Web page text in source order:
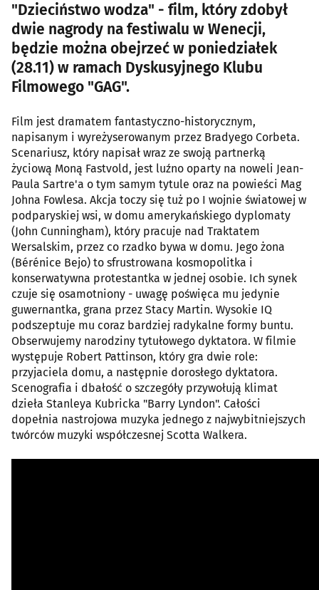
"Dzieciństwo wodza" - film, który zdobył
dwie nagrody na festiwalu w Wenecji,
będzie można obejrzeć w poniedziałek
(28.11) w ramach Dyskusyjnego Klubu
Filmowego "GAG".
Film jest dramatem fantastyczno-historycznym,
napisanym i wyreżyserowanym przez Bradyego Corbeta.
Scenariusz, który napisał wraz ze swoją partnerką
życiową Moną Fastvold, jest luźno oparty na noweli Jean-
Paula Sartre'a o tym samym tytule oraz na powieści Mag
Johna Fowlesa. Akcja toczy się tuż po I wojnie światowej w
podparyskiej wsi, w domu amerykańskiego dyplomaty
(John Cunningham), który pracuje nad Traktatem
Wersalskim, przez co rzadko bywa w domu. Jego żona
(Bérénice Bejo) to sfrustrowana kosmopolitka i
konserwatywna protestantka w jednej osobie. Ich synek
czuje się osamotniony - uwagę poświęca mu jedynie
guwernantka, grana przez Stacy Martin. Wysokie IQ
podszeptuje mu coraz bardziej radykalne formy buntu.
Obserwujemy narodziny tytułowego dyktatora. W filmie
występuje Robert Pattinson, który gra dwie role:
przyjaciela domu, a następnie dorosłego dyktatora.
Scenografia i dbałość o szczegóły przywołują klimat
dzieła Stanleya Kubricka "Barry Lyndon". Całości
dopełnia nastrojowa muzyka jednego z najwybitniejszych
twórców muzyki współczesnej Scotta Walkera.